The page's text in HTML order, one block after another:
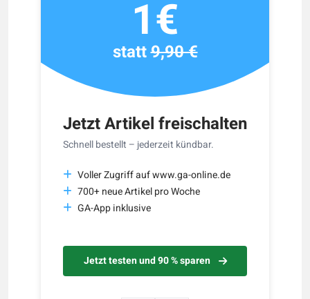
Jetzt Artikel freischalten
Schnell bestellt – jederzeit kündbar.
Voller Zugriff auf www.ga-online.de
700+ neue Artikel pro Woche
GA-App inklusive
Jetzt testen und 90 % sparen
1€
statt9,90 €